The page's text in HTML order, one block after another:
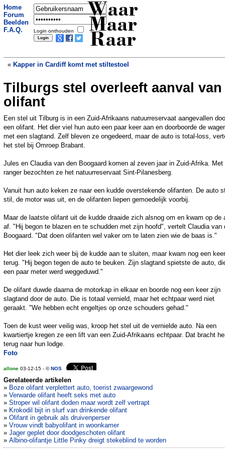
Home
Forum
Beelden
F.A.Q.
Login onthouden
Waar
Maar
Raar
« Kapper in Cardiff komt met stiltestoel
Is Da Vinci-portret in werkelijkheid een
Britse supermarktcaissiere?»
Tilburgs stel overleeft aanval van
olifant
Een stel uit Tilburg is in een Zuid-Afrikaans natuurreservaat aangevallen
een olifant. Het dier viel hun auto een paar keer aan en doorboorde de
met een slagtand. Zelf bleven ze ongedeerd, maar de auto is total-loss,
het stel bij Omroep Brabant.
Jules en Claudia van den Boogaard komen al zeven jaar in Zuid-Afrika. Met
ranger bezochten ze het natuurreservaat Sint-Pilanesberg.
Vanuit hun auto keken ze naar een kudde overstekende olifanten. De auto
stil, de motor was uit, en de olifanten liepen gemoedelijk voorbij.
Maar de laatste olifant uit de kudde draaide zich alsnog om en kwam op de
af. "Hij begon te blazen en te schudden met zijn hoofd", vertelt Claudia van
Boogaard. "Dat doen olifanten wel vaker om te laten zien wie de baas is."
Het dier leek zich weer bij de kudde aan te sluiten, maar kwam nog een keer
terug. "Hij begon tegen de auto te beuken. Zijn slagtand spietste de auto,
een paar meter werd weggeduwd."
De olifant duwde daarna de motorkap in elkaar en boorde nog een keer zijn
slagtand door de auto. Die is totaal vernield, maar het echtpaar werd niet
geraakt. "We hebben echt engeltjes op onze schouders gehad."
Toen de kust weer veilig was, kroop het stel uit de vernielde auto. Na een
kwartiertje kregen ze een lift van een Zuid-Afrikaans echtpaar. Dat bracht
terug naar hun lodge.
Foto
allone 03-12-15 - ©NOS
Gerelateerde artikelen
» Boze olifant verplettert auto, toerist zwaargewond
» Verwarde olifant heeft seks met auto
» Stroper wil olifant doden maar wordt zelf vertrapt
» Krokodil bijt in slurf van drinkende olifant
» Olifant in gebruik als druivenperser
» Vrouw vindt babyolifant in woonkamer
» Jager geplet door doodgeschoten olifant
» Albino-olifantje Little Pinky dreigt stekeblind te worden